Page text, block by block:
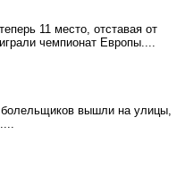
11 место, отставая от
чемпионат Европы....
вышли на улицы,